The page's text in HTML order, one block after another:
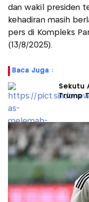
dan wakil presiden
kehadiran masih
pers di Kompleks
(13/8/2025).
Baca Juga :
Sekutu
Trump